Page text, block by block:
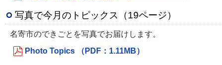
写真で今月のトピックス（19ページ）
名寄市のできごとを写真でお届けします。
Photo Topics （PDF：1.11MB）